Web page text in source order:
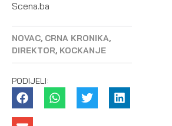
Scena.ba
NOVAC, CRNA KRONIKA,
DIREKTOR, KOCKANJE
PODIJELI: